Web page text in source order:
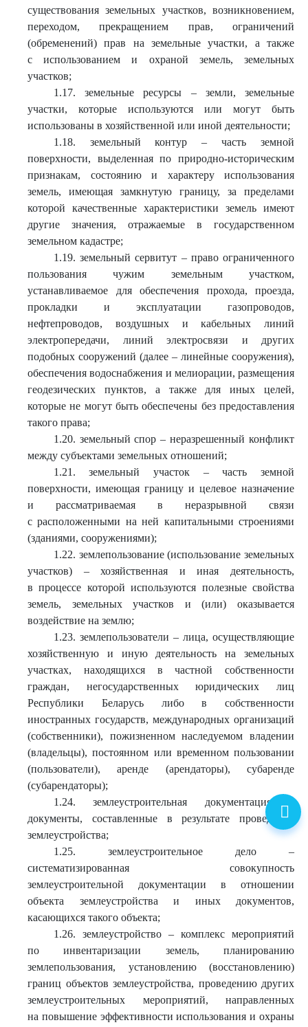
существования земельных участков, возникновением,
переходом, прекращением прав, ограничений
(обременений) прав на земельные участки, а также
с использованием и охраной земель, земельных
участков;
1.17. земельные ресурсы – земли, земельные
участки, которые используются или могут быть
использованы в хозяйственной или иной деятельности;
1.18. земельный контур – часть земной
поверхности, выделенная по природно-историческим
признакам, состоянию и характеру использования
земель, имеющая замкнутую границу, за пределами
которой качественные характеристики земель имеют
другие значения, отражаемые в государственном
земельном кадастре;
1.19. земельный сервитут – право ограниченного
пользования чужим земельным участком,
устанавливаемое для обеспечения прохода, проезда,
прокладки и эксплуатации газопроводов,
нефтепроводов, воздушных и кабельных линий
электропередачи, линий электросвязи и других
подобных сооружений (далее – линейные сооружения),
обеспечения водоснабжения и мелиорации, размещения
геодезических пунктов, а также для иных целей,
которые не могут быть обеспечены без предоставления
такого права;
1.20. земельный спор – неразрешенный конфликт
между субъектами земельных отношений;
1.21. земельный участок – часть земной
поверхности, имеющая границу и целевое назначение
и рассматриваемая в неразрывной связи
с расположенными на ней капитальными строениями
(зданиями, сооружениями);
1.22. землепользование (использование земельных
участков) – хозяйственная и иная деятельность,
в процессе которой используются полезные свойства
земель, земельных участков и (или) оказывается
воздействие на землю;
1.23. землепользователи – лица, осуществляющие
хозяйственную и иную деятельность на земельных
участках, находящихся в частной собственности
граждан, негосударственных юридических лиц
Республики Беларусь либо в собственности
иностранных государств, международных организаций
(собственники), пожизненном наследуемом владении
(владельцы), постоянном или временном пользовании
(пользователи), аренде (арендаторы), субаренде
(субарендаторы);
1.24. землеустроительная документация –
документы, составленные в результате проведения
землеустройства;
1.25. землеустроительное дело –
систематизированная совокупность
землеустроительной документации в отношении
объекта землеустройства и иных документов,
касающихся такого объекта;
1.26. землеустройство – комплекс мероприятий
по инвентаризации земель, планированию
землепользования, установлению (восстановлению)
границ объектов землеустройства, проведению других
землеустроительных мероприятий, направленных
на повышение эффективности использования и охраны